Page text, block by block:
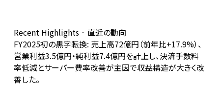
Recent Highlights · 直近の動向
FY2025初の黒字転換: 売上高72億円（前年比+17.9%）、
営業利益3.5億円・純利益7.4億円を計上し、決済手数料
率低減とサーバー費率改善が主因で収益構造が大きく改
善した。